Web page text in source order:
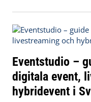
Eventstudio –
digitala event,
hybridevent i